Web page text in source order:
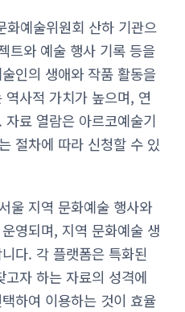
화예술위원회 산하 기관으
트와 예술 행사 기록 등을
인의 생애와 작품 활동을
사적 가치가 높으며, 연
료 열람은 아르코예술기
절차에 따라 신청할 수 있
울 지역 문화예술 행사와
영되며, 지역 문화예술 생
다. 각 플랫폼은 특화된
자 하는 자료의 성격에
하여 이용하는 것이 효율